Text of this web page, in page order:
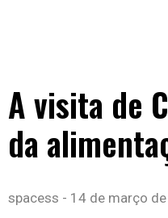
A visita de
da
spacess 14 de março